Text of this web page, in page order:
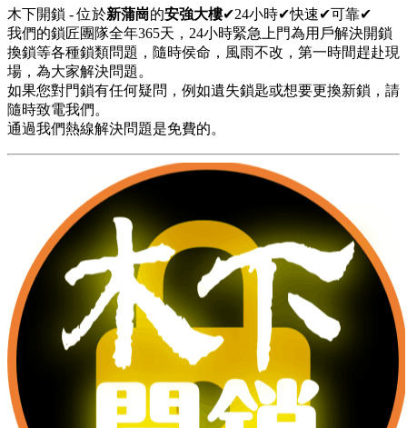
木下開鎖 - 位於新蒲崗的安強大樓✔24小時✔快速✔可靠✔
我們的鎖匠團隊全年365天，24小時緊急上門為用戶解決開鎖
換鎖等各種鎖類問題，隨時侯命，風雨不改，第一時間趕赴現
場，為大家解決問題。
如果您對門鎖有任何疑問，例如遺失鎖匙或想要更換新鎖，請
隨時致電我們。
通過我們熱線解決問題是免費的。